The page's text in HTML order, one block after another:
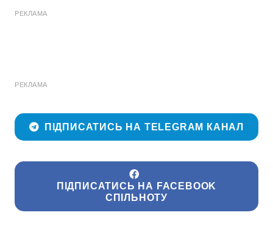
РЕКЛАМА
РЕКЛАМА
ПІДПИСАТИСЬ НА TELEGRAM КАНАЛ
ПІДПИСАТИСЬ НА FACEBOOK
СПІЛЬНОТУ